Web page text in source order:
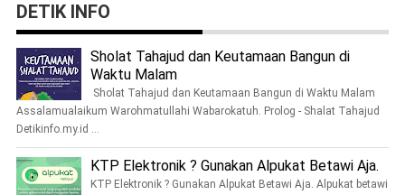
DETIK INFO
Sholat Tahajud dan Keutamaan Bangun di
Waktu Malam
Sholat Tahajud dan Keutamaan Bangun di Waktu Malam
Assalamualaikum Warohmatullahi Wabarokatuh. Prolog - Shalat Tahajud
Detikinfo.my.id ...
KTP Elektronik ? Gunakan Alpukat Betawi Aja.
KTP Elektronik ? Gunakan Alpukat Betawi Aja. Alpukat betawi